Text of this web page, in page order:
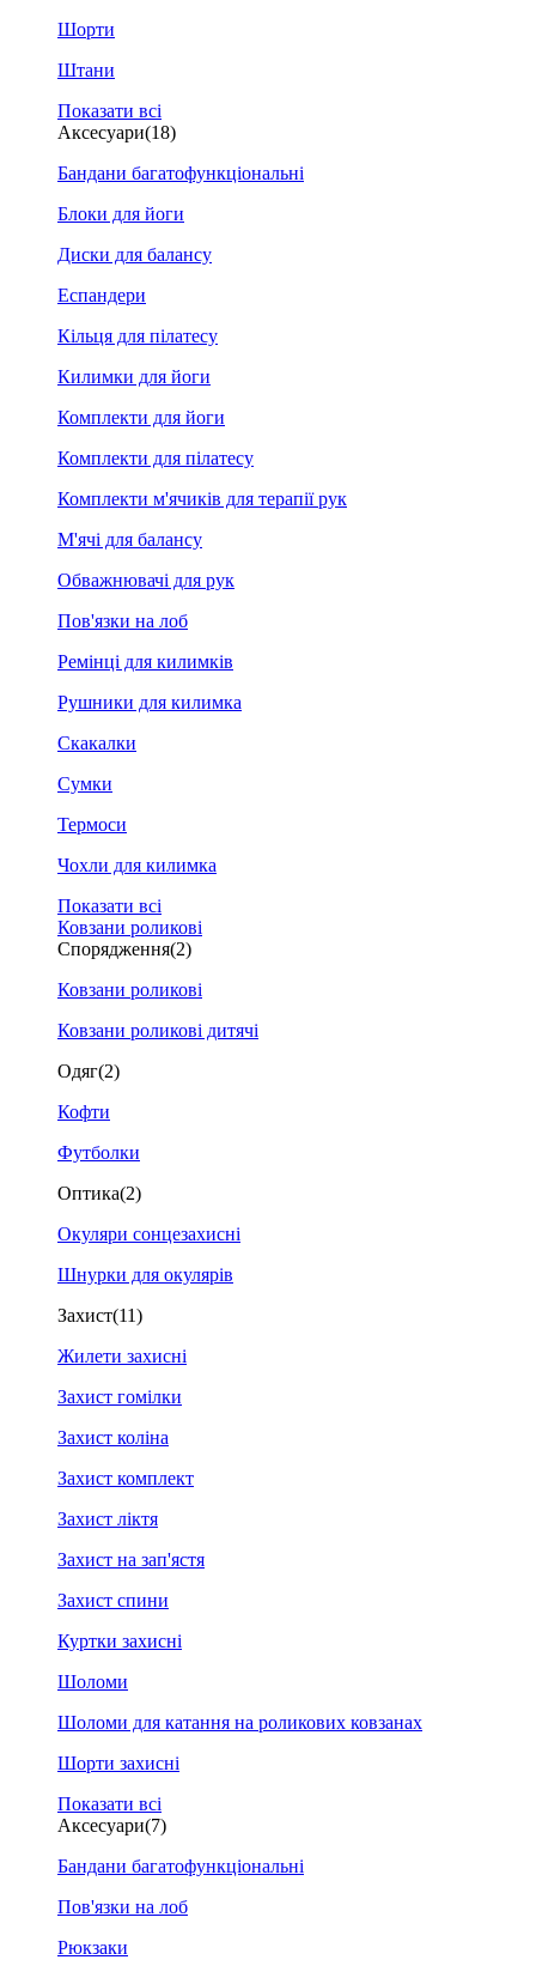
Шорти
Штани
Показати всі
Аксесуари(18)
Бандани багатофункціональні
Блоки для йоги
Диски для балансу
Еспандери
Кільця для пілатесу
Килимки для йоги
Комплекти для йоги
Комплекти для пілатесу
Комплекти м'ячиків для терапії рук
М'ячі для балансу
Обважнювачі для рук
Пов'язки на лоб
Ремінці для килимків
Рушники для килимка
Скакалки
Сумки
Термоси
Чохли для килимка
Показати всі
Ковзани роликові
Спорядження(2)
Ковзани роликові
Ковзани роликові дитячі
Одяг(2)
Кофти
Футболки
Оптика(2)
Окуляри сонцезахисні
Шнурки для окулярів
Захист(11)
Жилети захисні
Захист гомілки
Захист коліна
Захист комплект
Захист ліктя
Захист на зап'ястя
Захист спини
Куртки захисні
Шоломи
Шоломи для катання на роликових ковзанах
Шорти захисні
Показати всі
Аксесуари(7)
Бандани багатофункціональні
Пов'язки на лоб
Рюкзаки